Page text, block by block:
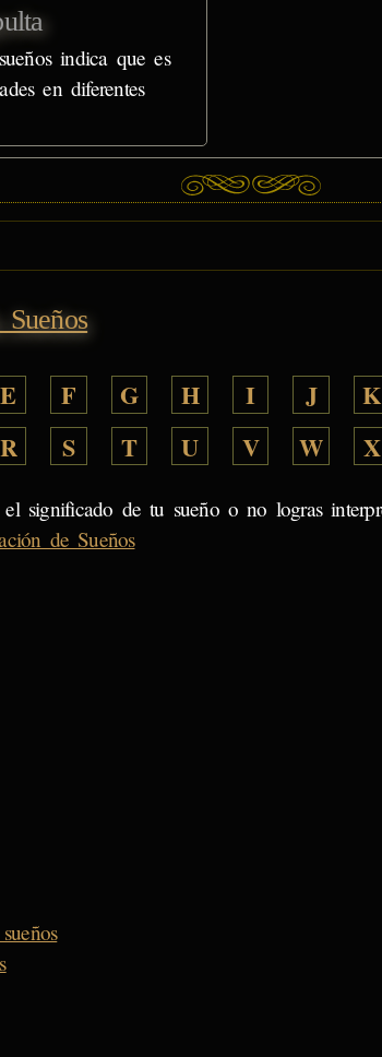
indica que es
en diferentes
E F G H I J K
R
S T U V W X
significado de tu sueño o no logras
de Sueños